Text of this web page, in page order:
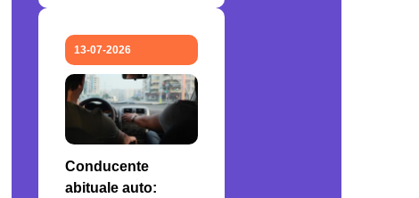
13-07-2026
Conducente
abituale auto: